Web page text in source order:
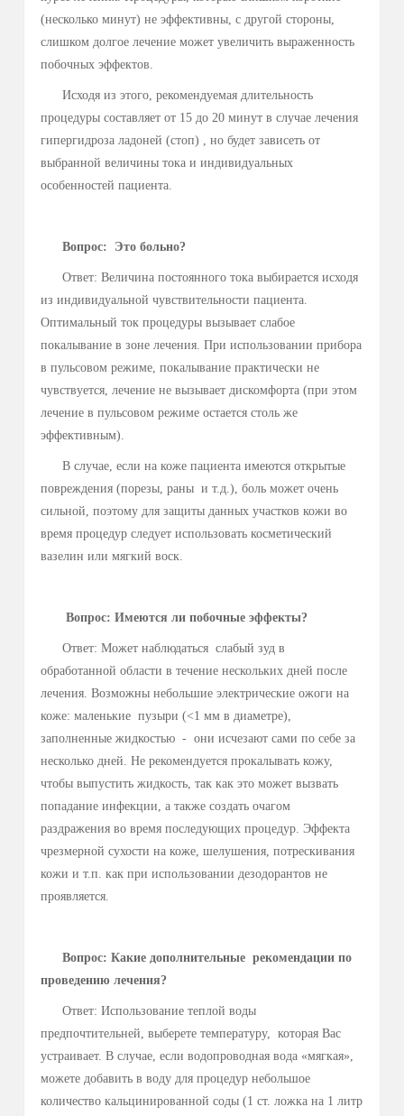
период можно забыть.
сессии?
Ответ: Существует баланс между
продолжительностью процедуры и их количеством в
курсе лечения. Процедуры, которые слишком короткие
Исходя из этого, рекомендуемая длительность
процедуры составляет от 15 до 20 минут в случае лечения
гипергидроза ладоней (стоп) , но будет зависеть от
выбранной величины тока и индивидуальных
особенностей пациента.
Вопрос: Это больно?
Ответ: Величина постоянного тока выбирается исходя
из индивидуальной чувствительности пациента.
Оптимальный ток процедуры вызывает слабое
чувствуется, лечение не вызывает дискомфорта (при этом
лечение в пульсовом режиме остается столь же
эффективным).
В случае, если на коже пациента имеются открытые
повреждения (порезы, раны и т.д.), боль может очень
сильной, поэтому для защиты данных участков кожи во
время процедур следует использовать косметический
вазелин или мягкий воск.
Вопрос: Имеются ли побочные эффекты?
лечения. Возможны небольшие электрические ожоги на
коже: маленькие пузыри (<1 мм в диаметре),
заполненные жидкостью - они исчезают сами по себе за
несколько дней. Не рекомендуется прокалывать кожу,
чтобы выпустить жидкость, так как это может вызвать
попадание инфекции, а также создать очагом
раздражения во время последующих процедур. Эффекта